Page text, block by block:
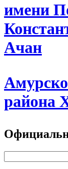
имени
Ачан
района